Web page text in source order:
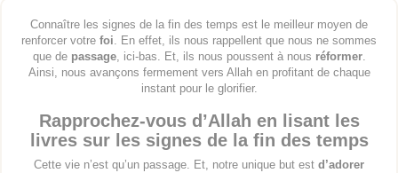
Connaître les signes de la fin des temps est le meilleur moyen de
renforcer votre foi. En effet, ils nous rappellent que nous ne sommes
que de passage, ici-bas. Et, ils nous poussent à nous réformer.
Ainsi, nous avançons fermement vers Allah en profitant de chaque
instant pour le glorifier.
Rapprochez-vous d’Allah en lisant les
livres sur les signes de la fin des temps
Cette vie n’est qu’un passage. Et, notre unique but est d’adorer